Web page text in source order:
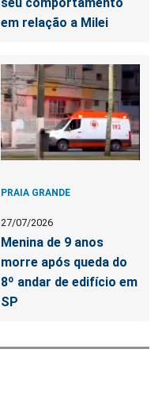
seu comportamento
em relação a Milei
PRAIA GRANDE
27/07/2026
Menina de 9 anos
morre após queda do
8º andar de edifício em
SP